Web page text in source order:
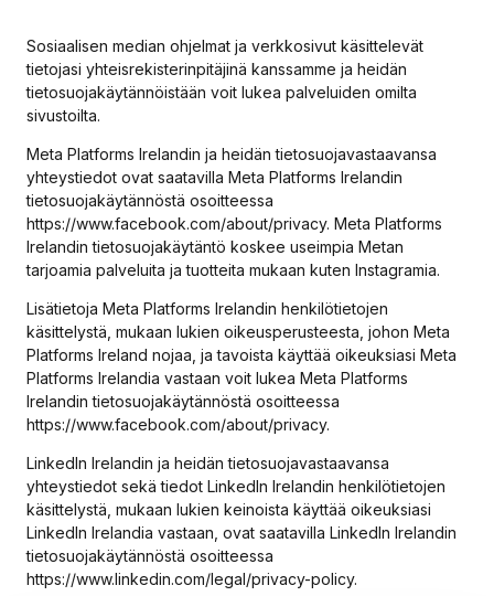
Sosiaalisen median ohjelmat ja verkkosivut käsittelevät
tietojasi yhteisrekisterinpitäjinä kanssamme ja heidän
tietosuojakäytännöistään voit lukea palveluiden omilta
sivustoilta.
Meta Platforms Irelandin ja heidän tietosuojavastaavansa
yhteystiedot ovat saatavilla Meta Platforms Irelandin
tietosuojakäytännöstä osoitteessa
https://www.facebook.com/about/privacy. Meta Platforms
Irelandin tietosuojakäytäntö koskee useimpia Metan
tarjoamia palveluita ja tuotteita mukaan kuten Instagramia.
Lisätietoja Meta Platforms Irelandin henkilötietojen
käsittelystä, mukaan lukien oikeusperusteesta, johon Meta
Platforms Ireland nojaa, ja tavoista käyttää oikeuksiasi Meta
Platforms Irelandia vastaan voit lukea Meta Platforms
Irelandin tietosuojakäytännöstä osoitteessa
https://www.facebook.com/about/privacy.
LinkedIn Irelandin ja heidän tietosuojavastaavansa
yhteystiedot sekä tiedot LinkedIn Irelandin henkilötietojen
käsittelystä, mukaan lukien keinoista käyttää oikeuksiasi
LinkedIn Irelandia vastaan, ovat saatavilla LinkedIn Irelandin
tietosuojakäytännöstä osoitteessa
https://www.linkedin.com/legal/privacy-policy.